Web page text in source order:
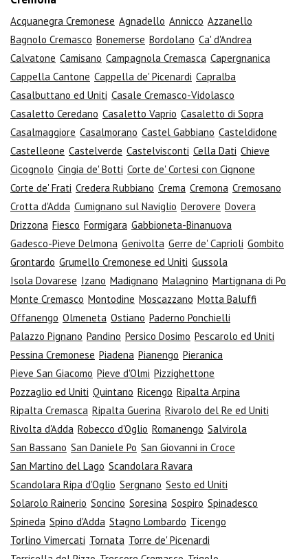
Acquanegra Cremonese Agnadello Annicco Azzanello
Bagnolo Cremasco Bonemerse Bordolano Ca' d'Andrea
Calvatone Camisano Campagnola Cremasca Capergnanica
Cappella Cantone Cappella de' Picenardi Capralba
Casalbuttano ed Uniti Casale Cremasco-Vidolasco
Casaletto Ceredano Casaletto Vaprio Casaletto di Sopra
Casalmaggiore Casalmorano Castel Gabbiano Casteldidone
Castelleone Castelverde Castelvisconti Cella Dati Chieve
Cicognolo Cingia de' Botti Corte de' Cortesi con Cignone
Corte de' Frati Credera Rubbiano Crema Cremona Cremosano
Crotta d'Adda Cumignano sul Naviglio Derovere Dovera
Drizzona Fiesco Formigara Gabbioneta-Binanuova
Gadesco-Pieve Delmona Genivolta Gerre de' Caprioli Gombito
Grontardo Grumello Cremonese ed Uniti Gussola
Isola Dovarese Izano Madignano Malagnino Martignana di Po
Monte Cremasco Montodine Moscazzano Motta Baluffi
Offanengo Olmeneta Ostiano Paderno Ponchielli
Palazzo Pignano Pandino Persico Dosimo Pescarolo ed Uniti
Pessina Cremonese Piadena Pianengo Pieranica
Pieve San Giacomo Pieve d'Olmi Pizzighettone
Pozzaglio ed Uniti Quintano Ricengo Ripalta Arpina
Ripalta Cremasca Ripalta Guerina Rivarolo del Re ed Uniti
Rivolta d'Adda Robecco d'Oglio Romanengo Salvirola
San Bassano San Daniele Po San Giovanni in Croce
San Martino del Lago Scandolara Ravara
Scandolara Ripa d'Oglio Sergnano Sesto ed Uniti
Solarolo Rainerio Soncino Soresina Sospiro Spinadesco
Spineda Spino d'Adda Stagno Lombardo Ticengo
Torlino Vimercati Tornata Torre de' Picenardi